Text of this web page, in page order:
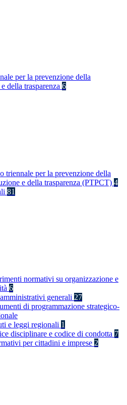
per la prevenzione della
della trasparenza 6
triennale per la prevenzione della
e della trasparenza (PTPCT) 4
81
normativi su organizzazione e
6
generali 27
di programmazione strategico-
e leggi regionali 1
disciplinare e codice di condotta 7
per cittadini e imprese 2